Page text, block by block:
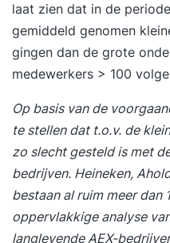
laat zien dat in de
gemiddeld genomen
gingen dan de grote
medewerkers > 100
Op basis van de
te stellen dat t.o.v. de
zo slecht gesteld is met
bedrijven. Heineken,
bestaan al ruim meer dan
oppervlakkige analyse
langlevende AEX-